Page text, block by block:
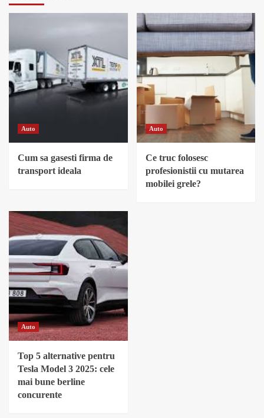
Auto
Cum sa gasesti firma de
transport ideala
Auto
Ce truc folosesc
profesionistii cu mutarea
mobilei grele?
Auto
Top 5 alternative pentru
Tesla Model 3 2025: cele
mai bune berline
concurente